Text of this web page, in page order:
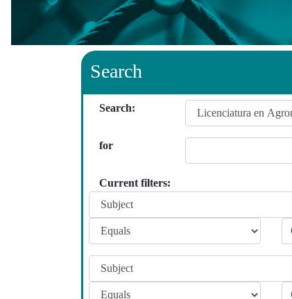
Search
Search:
for
Current filters: